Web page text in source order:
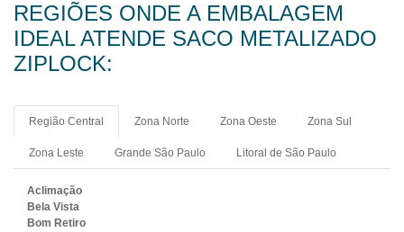
REGIÕES ONDE A EMBALAGEM
IDEAL ATENDE SACO METALIZADO
ZIPLOCK:
Região Central Zona Norte Zona Oeste Zona Sul
Zona Leste Grande São Paulo Litoral de São Paulo
Aclimação
Bela Vista
Bom Retiro